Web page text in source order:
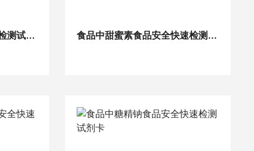
食品中桐油食品安全快速检测试剂卡 食品中甜蜜素食品安全快速检测试剂卡